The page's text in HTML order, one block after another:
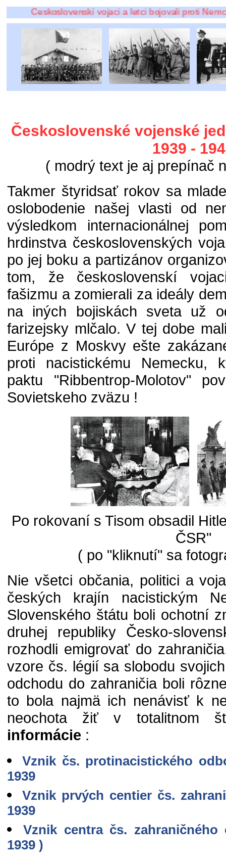
Československí vojaci a letci bojovali proti
Československé vojenské
1939 -
( modrý text je aj prepínač
Takmer štyridsať rokov sa
oslobodenie našej vlasti od
výsledkom internacionálnej
hrdinstva československých
po jej boku a partizánov
tom, že československí
fašizmu a zomierali za ideály
na iných bojiskách sveta už
farizejsky mlčalo. V tej dobe
Európe z Moskvy ešte
proti nacistickému Nemecku,
paktu "Ribbentrop-Molotov"
Sovietskeho zväzu !
Po rokovaní s Tisom obsadil
ČSR"
( po "kliknutí" sa
Nie všetci občania, politici a
českých krajín nacistickým
Slovenského štátu boli ochotní
druhej republiky Česko-
rozhodli emigrovať do
vzore čs. légií sa slobodu
odchodu do zahraničia boli
to bola najmä ich nenávisť k
neochota žiť v totalitnom
informácie :
Vznik čs. protinacistického
1939
Vznik prvých centier čs.
1939
Vznik centra čs.
1939 )